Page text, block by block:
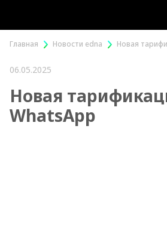
Главная Новости edna Новая
06.05.2025
Новая
WhatsApp